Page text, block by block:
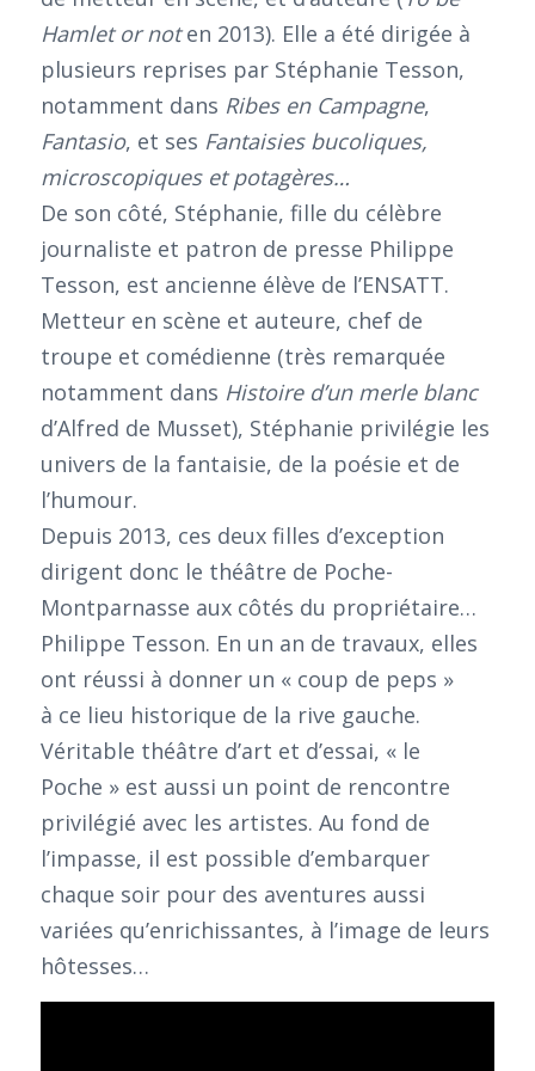
Hamlet or noten 2013). Elle a été dirigée à
plusieurs reprises par Stéphanie Tesson,
notamment dans Ribes en Campagne,
Fantasio, et ses Fantaisies bucoliques,
microscopiques et potagères…
De son côté, Stéphanie, fille du célèbre
journaliste et patron de presse Philippe
Tesson, est ancienne élève de l’ENSATT.
Metteur en scène et auteure, chef de
troupe et comédienne (très remarquée
notamment dans Histoire d’un merle blanc
d’Alfred de Musset), Stéphanie privilégie les
univers de la fantaisie, de la poésie et de
l’humour.
Depuis 2013, ces deux filles d’exception
dirigent donc le théâtre de Poche-
Montparnasse aux côtés du propriétaire…
Philippe Tesson. En un an de travaux, elles
ont réussi à donner un « coup de peps »
à ce lieu historique de la rive gauche.
Véritable théâtre d’art et d’essai, « le
Poche » est aussi un point de rencontre
privilégié avec les artistes. Au fond de
l’impasse, il est possible d’embarquer
chaque soir pour des aventures aussi
variées qu’enrichissantes, à l’image de leurs
hôtesses…